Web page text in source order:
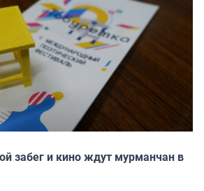
забег и кино ждут мурманчан в